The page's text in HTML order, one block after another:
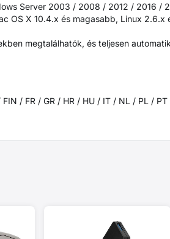
Server 2003 / 2008 / 2012 / 2016 /
OS X 10.4.x és magasabb, Linux 2.6.x
megtalálhatók, és teljesen
/ FR / GR / HR / HU / IT / NL / PL /